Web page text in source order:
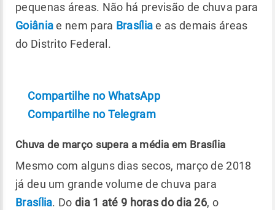
pequenas áreas. Não há previsão de chuva para
Goiâniae nem para Brasíliae as demais áreas
do Distrito Federal.
Compartilhe no WhatsApp
Compartilhe no Telegram
Chuva de março supera a média em Brasília
Mesmo com alguns dias secos, março de 2018
já deu um grande volume de chuva para
Brasília. Do dia 1 até 9 horas do dia 26, o